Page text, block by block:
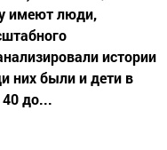
имеют люди,
истории
них были и дети в
40 до...